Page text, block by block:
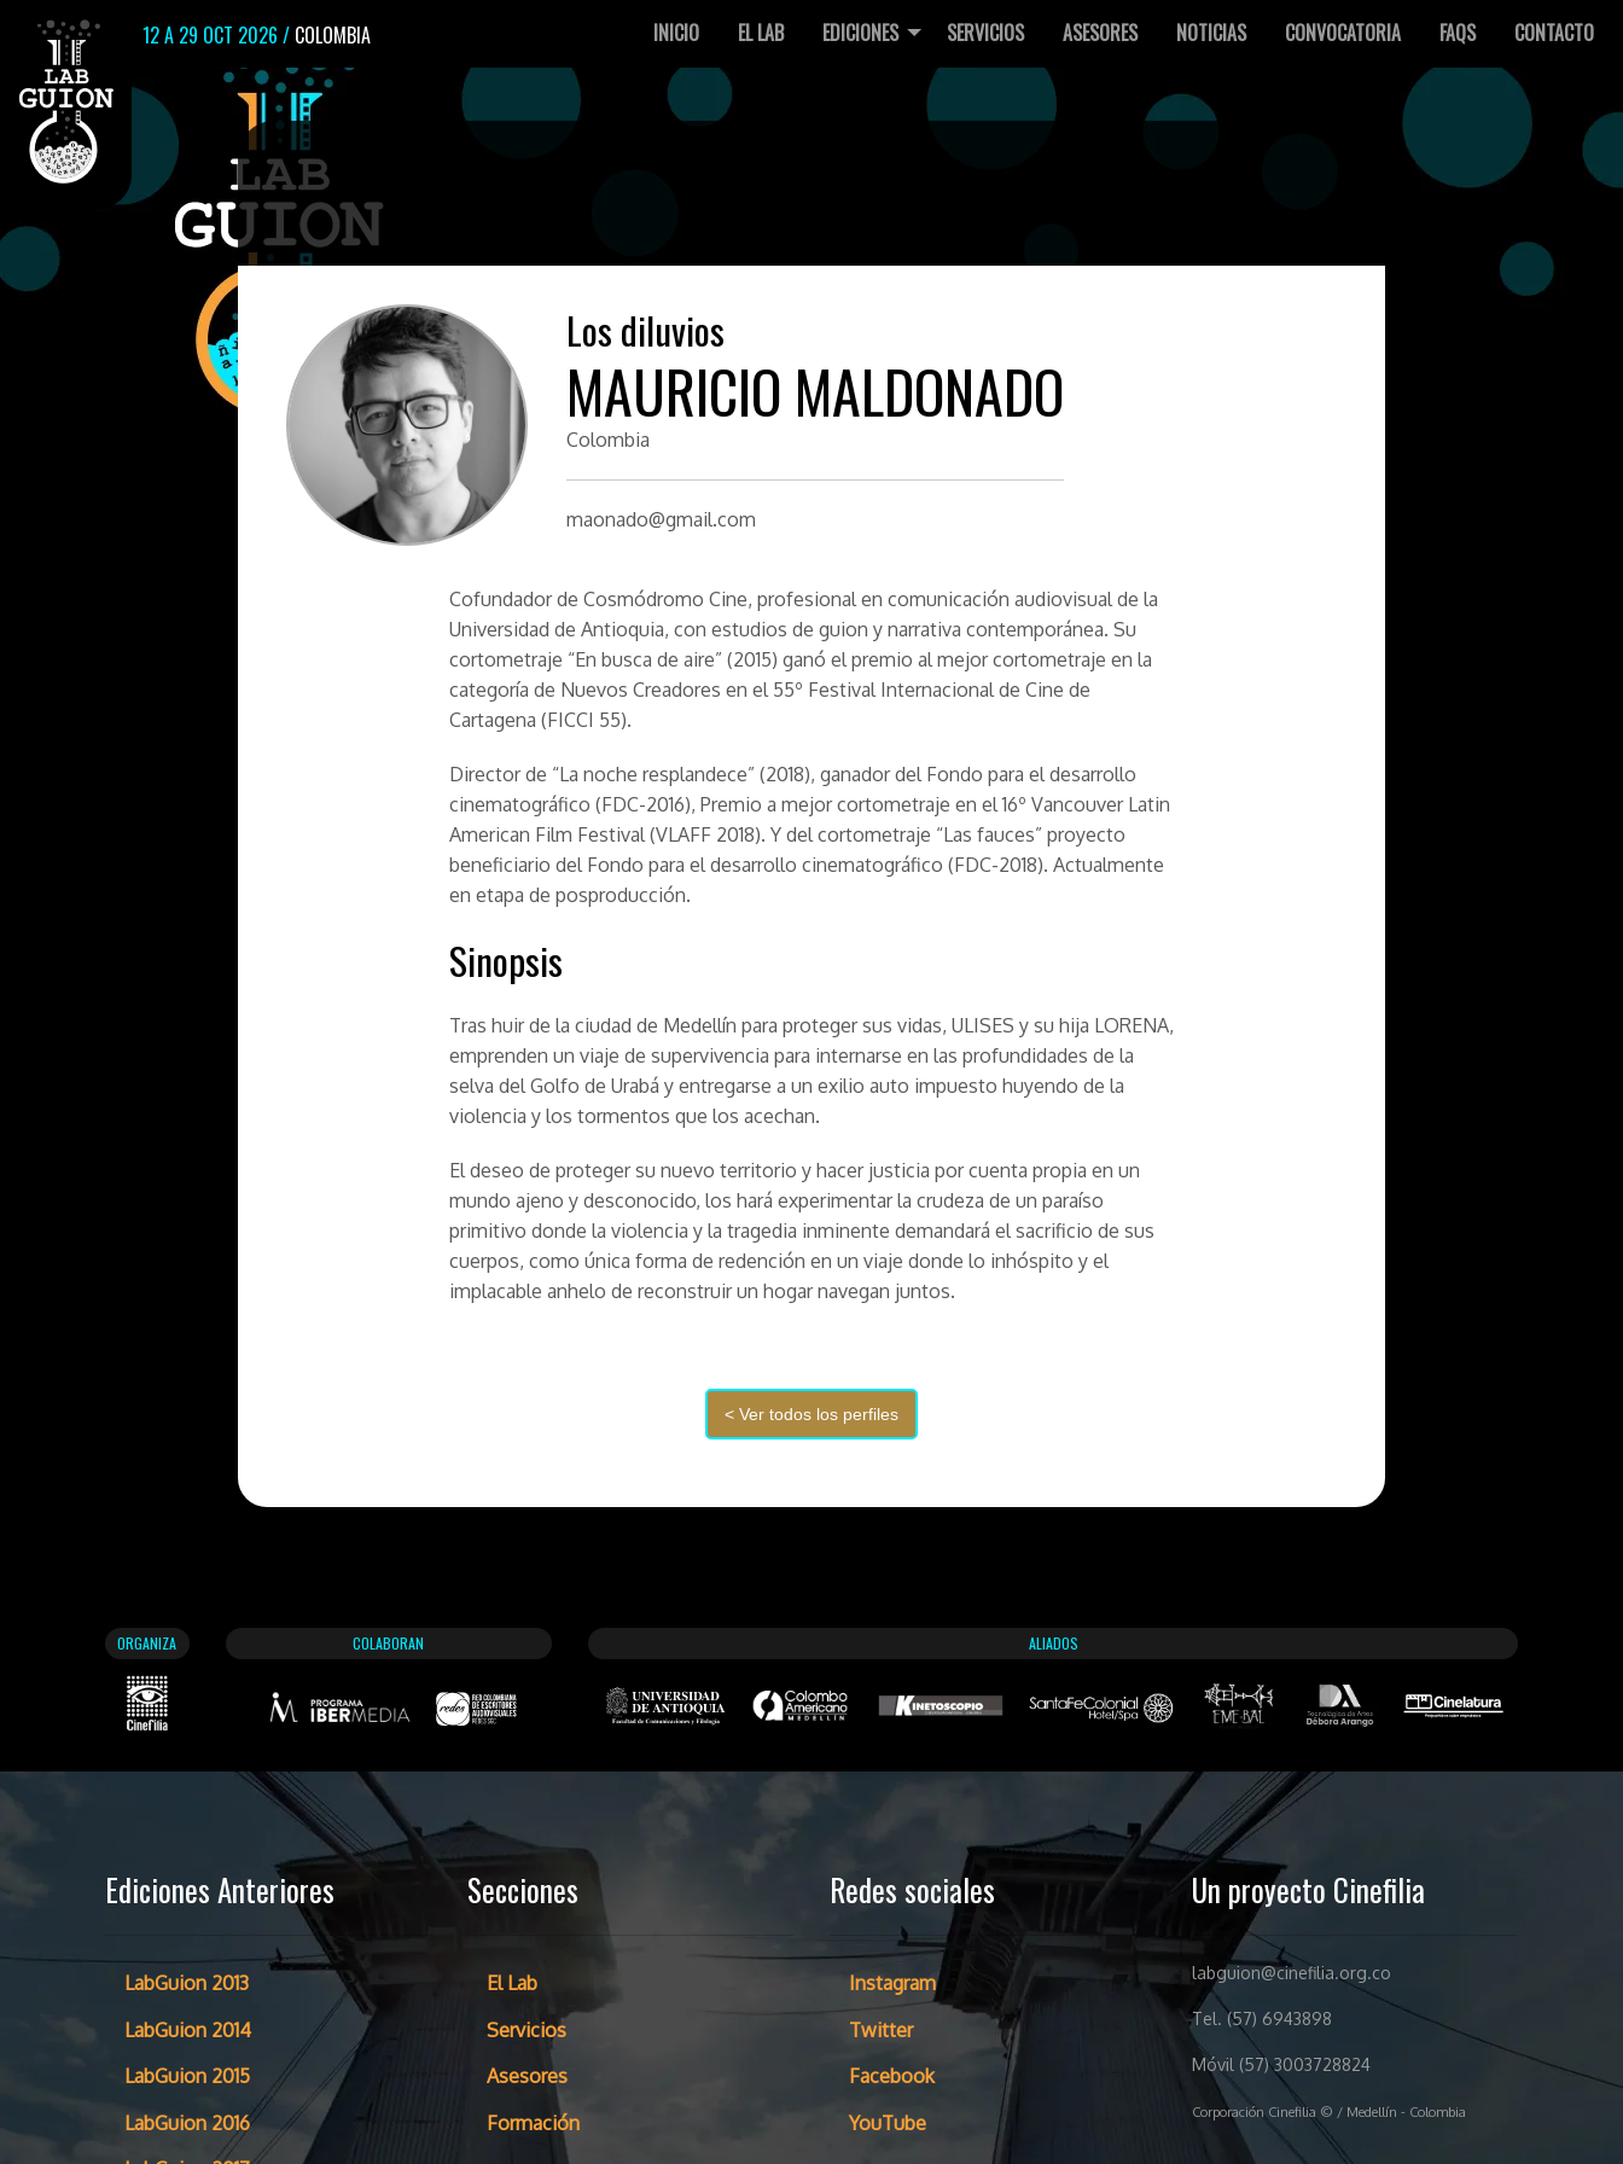
12 A 29 OCT 2026 / COLOMBIA INICIO EL LAB EDICIONES SERVICIOS ASESORES NOTICIAS CONVOCATORIA FAQS CONTACTO
Los diluvios
MAURICIO MALDONADO
Colombia
maonado@gmail.com
Cofundador de Cosmódromo Cine, profesional en comunicación audiovisual de la
Universidad de Antioquia, con estudios de guion y narrativa contemporánea. Su
cortometraje “En busca de aire” (2015) ganó el premio al mejor cortometraje en la
categoría de Nuevos Creadores en el 55º Festival Internacional de Cine de
Cartagena (FICCI 55).
Director de “La noche resplandece” (2018), ganador del Fondo para el desarrollo
cinematográfico (FDC-2016), Premio a mejor cortometraje en el 16º Vancouver Latin
American Film Festival (VLAFF 2018). Y del cortometraje “Las fauces” proyecto
beneficiario del Fondo para el desarrollo cinematográfico (FDC-2018). Actualmente
en etapa de posproducción.
Sinopsis
Tras huir de la ciudad de Medellín para proteger sus vidas, ULISES y su hija LORENA,
emprenden un viaje de supervivencia para internarse en las profundidades de la
selva del Golfo de Urabá y entregarse a un exilio auto impuesto huyendo de la
violencia y los tormentos que los acechan.
El deseo de proteger su nuevo territorio y hacer justicia por cuenta propia en un
mundo ajeno y desconocido, los hará experimentar la crudeza de un paraíso
primitivo donde la violencia y la tragedia inminente demandará el sacrificio de sus
cuerpos, como única forma de redención en un viaje donde lo inhóspito y el
implacable anhelo de reconstruir un hogar navegan juntos.
ORGANIZA COLABORAN ALIADOS
Ediciones Anteriores
LabGuion 2013
LabGuion 2014
LabGuion 2015
LabGuion 2016
Secciones
El Lab
Servicios
Asesores
Formación
Redes sociales
Instagram
Twitter
Facebook
YouTube
Un proyecto Cinefilia
labguion@cinefilia.org.co
Tel. (57) 6943898
Móvil (57) 3003728824
Corporación Cinefilia © / Medellín - Colombia